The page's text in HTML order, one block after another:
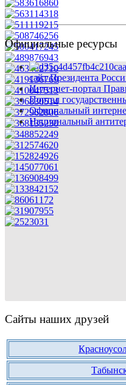
Официальные ресурсы
сайт Президента
Интернет-портал
Портал
Официальный
Национальный
Сайты наших друзей